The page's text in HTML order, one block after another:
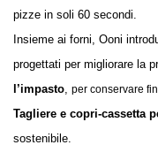
pizze in soli 60 secondi.
Insieme ai forni, Ooni
progettati per migliorare la
l’impasto, per conservare
Tagliere e copri-cassetta
sostenibile.